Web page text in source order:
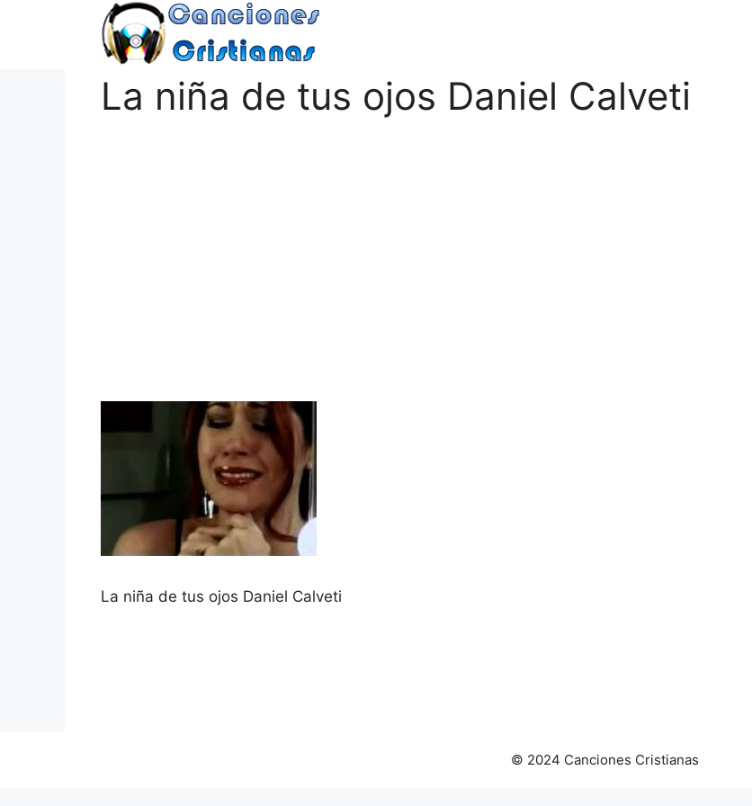
La niña de tus ojos Daniel Calveti
La niña de tus ojos Daniel Calveti
© 2024 Canciones Cristianas